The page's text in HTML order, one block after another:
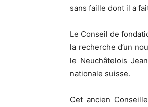
sans faille dont il a
Le Conseil de
la recherche d’un
le Neuchâtelois
nationale suisse.
Cet ancien